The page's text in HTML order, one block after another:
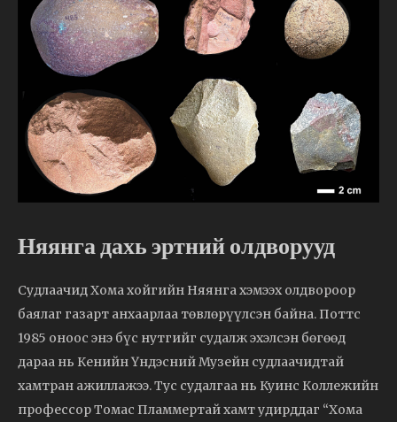
Няянга дахь эртний олдворууд
Судлаачид Хома хойгийн Няянга хэмээх олдвороор
баялаг газарт анхаарлаа төвлөрүүлсэн байна. Поттс
1985 оноос энэ бүс нутгийг судалж эхэлсэн бөгөөд
дараа нь Кенийн Үндэсний Музейн судлаачидтай
хамтран ажиллажээ. Тус судалгаа нь Куинс Коллежийн
профессор Томас Пламмертай хамт удирддаг “Хома